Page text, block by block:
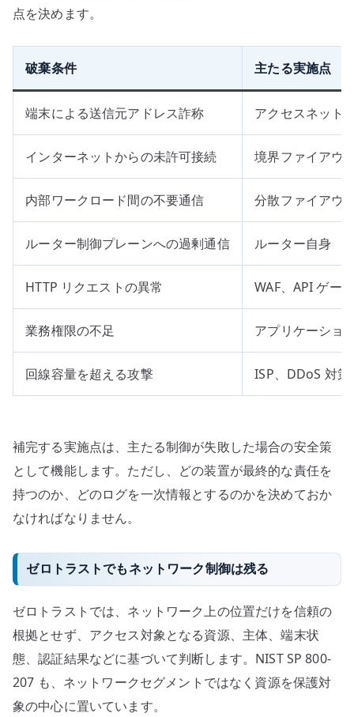
点を決めます。
破棄条件 主たる実施点
端末による送信元アドレス詐称 アクセスネット
インターネットからの未許可接続 境界ファイアウ
内部ワークロード間の不要通信 分散ファイアウ
ルーター制御プレーンへの過剰通信 ルーター自身
HTTP リクエストの異常 WAF、API ゲー
業務権限の不足 アプリケーショ
回線容量を超える攻撃 ISP、DDoS 対策
補完する実施点は、主たる制御が失敗した場合の安全策
として機能します。ただし、どの装置が最終的な責任を
持つのか、どのログを一次情報とするのかを決めておか
なければなりません。
ゼロトラストでもネットワーク制御は残る
ゼロトラストでは、ネットワーク上の位置だけを信頼の
根拠とせず、アクセス対象となる資源、主体、端末状
態、認証結果などに基づいて判断します。NIST SP 800-
207 も、ネットワークセグメントではなく資源を保護対
象の中心に置いています。